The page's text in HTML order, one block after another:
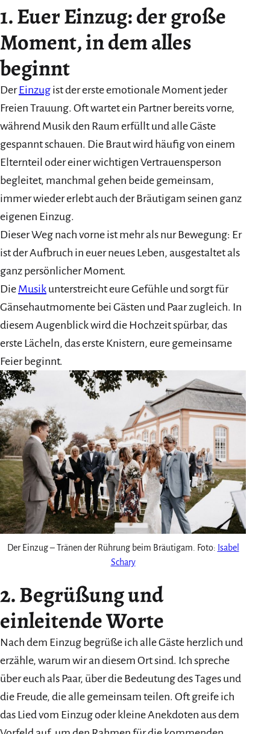
1. Euer Einzug: der große
Moment, in dem alles
beginnt
DerEinzug ist der erste emotionale Moment jeder
Freien Trauung. Oft wartet ein Partner bereits vorne,
während Musik den Raum erfüllt und alle Gäste
gespannt schauen. Die Braut wird häufig von einem
Elternteil oder einer wichtigen Vertrauensperson
begleitet, manchmal gehen beide gemeinsam,
immer wieder erlebt auch der Bräutigam seinen ganz
eigenen Einzug.
Dieser Weg nach vorne ist mehr als nur Bewegung: Er
ist der Aufbruch in euer neues Leben, ausgestaltet als
ganz persönlicher Moment.
Die Musik unterstreicht eure Gefühle und sorgt für
Gänsehautmomente bei Gästen und Paar zugleich. In
diesem Augenblick wird die Hochzeit spürbar, das
erste Lächeln, das erste Knistern, eure gemeinsame
Feier beginnt.
Der Einzug – Tränen der Rührung beim Bräutigam. Foto: Isabel
Schary
2. Begrüßung und
einleitende Worte
Nach dem Einzug begrüße ich alle Gäste herzlich und
erzähle, warum wir an diesem Ort sind. Ich spreche
über euch als Paar, über die Bedeutung des Tages und
die Freude, die alle gemeinsam teilen. Oft greife ich
das Lied vom Einzug oder kleine Anekdoten aus dem